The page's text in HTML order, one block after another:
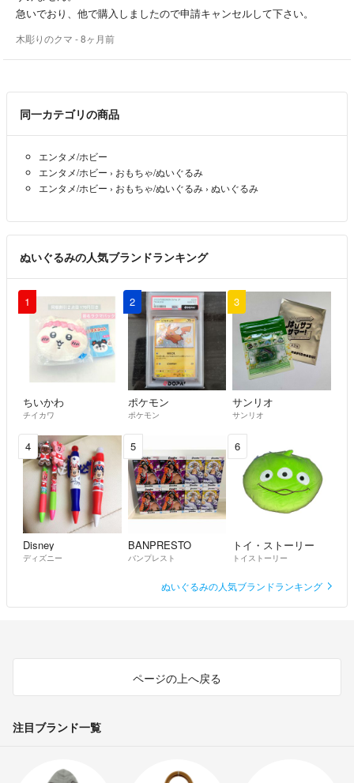
急いでおり、他で購入しましたので申請キャンセルして下さい。
木彫りのクマ - 8ヶ月前
同一カテゴリの商品
エンタメ/ホビー
エンタメ/ホビー › おもちゃ/ぬいぐるみ
エンタメ/ホビー › おもちゃ/ぬいぐるみ › ぬいぐるみ
ぬいぐるみの人気ブランドランキング
1
ちいかわ
チイカワ
2
ポケモン
ポケモン
3
サンリオ
サンリオ
4
Disney
ディズニー
5
BANPRESTO
バンプレスト
6
トイ・ストーリー
トイストーリー
ぬいぐるみの人気ブランドランキング
ページの上へ戻る
注目ブランド一覧